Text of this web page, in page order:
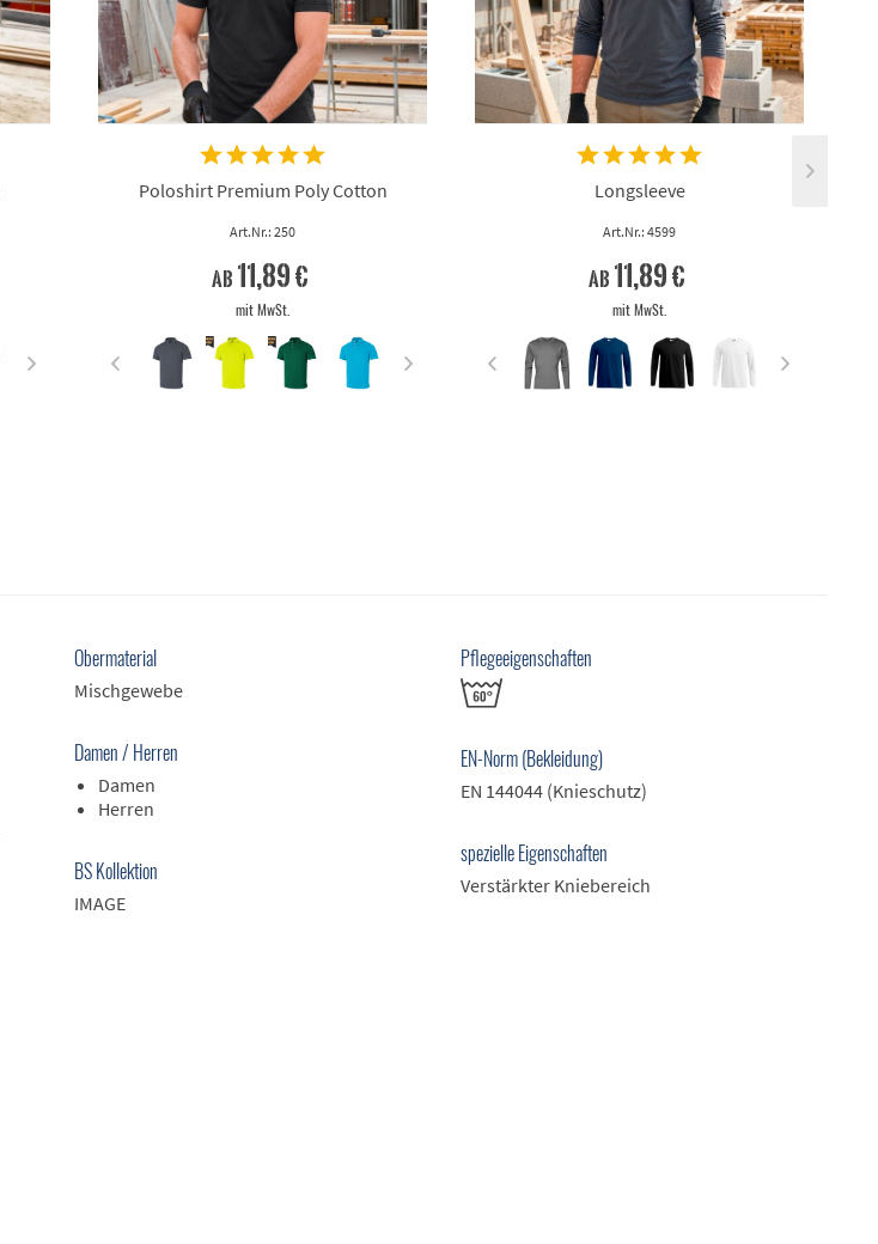
Poloshirt Premium Poly Cotton
Art.Nr.: 250
ab 11,89 €
mit MwSt.
Longsleeve
Art.Nr.: 4599
ab 11,89 €
mit MwSt.
Obermaterial
Mischgewebe
Damen / Herren
Damen
Herren
BS Kollektion
IMAGE
Pflegeeigenschaften
EN-Norm (Bekleidung)
EN 144044 (Knieschutz)
spezielle Eigenschaften
Verstärkter Kniebereich